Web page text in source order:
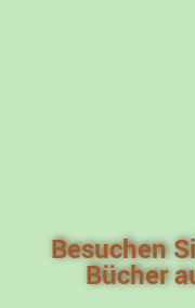
Besuchen
Bücher